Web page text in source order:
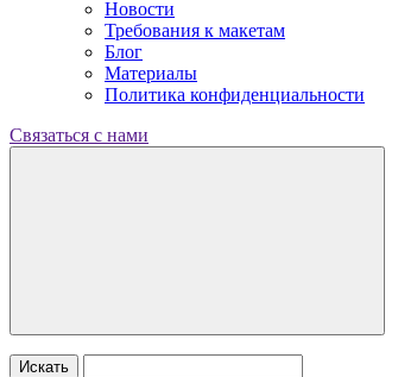
Новости
Требования к макетам
Блог
Материалы
Политика конфиденциальности
Связаться с нами
Искать